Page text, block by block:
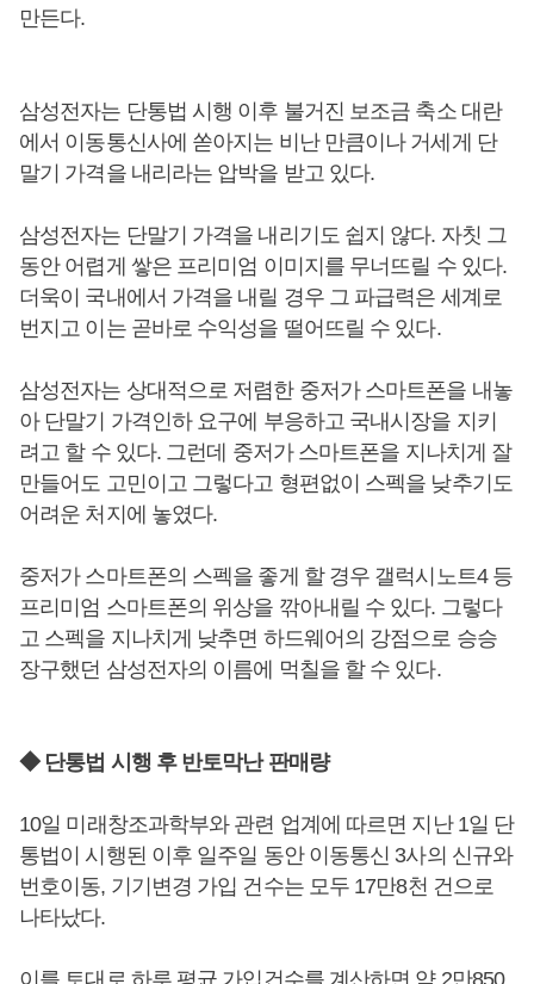
만든다.
삼성전자는 단통법 시행 이후 불거진 보조금 축소 대란
에서 이동통신사에 쏟아지는 비난 만큼이나 거세게 단
말기 가격을 내리라는 압박을 받고 있다.
삼성전자는 단말기 가격을 내리기도 쉽지 않다. 자칫 그
동안 어렵게 쌓은 프리미엄 이미지를 무너뜨릴 수 있다.
더욱이 국내에서 가격을 내릴 경우 그 파급력은 세계로
번지고 이는 곧바로 수익성을 떨어뜨릴 수 있다.
삼성전자는 상대적으로 저렴한 중저가 스마트폰을 내놓
아 단말기 가격인하 요구에 부응하고 국내시장을 지키
려고 할 수 있다. 그런데 중저가 스마트폰을 지나치게 잘
만들어도 고민이고 그렇다고 형편없이 스펙을 낮추기도
어려운 처지에 놓였다.
중저가 스마트폰의 스펙을 좋게 할 경우 갤럭시노트4 등
프리미엄 스마트폰의 위상을 깎아내릴 수 있다. 그렇다
고 스펙을 지나치게 낮추면 하드웨어의 강점으로 승승
장구했던 삼성전자의 이름에 먹칠을 할 수 있다.
◆ 단통법 시행 후 반토막난 판매량
10일 미래창조과학부와 관련 업계에 따르면 지난 1일 단
통법이 시행된 이후 일주일 동안 이동통신 3사의 신규와
번호이동, 기기변경 가입 건수는 모두 17만8천 건으로
나타났다.
이를 토대로 하루 평균 가입건수를 계산하면 약 2만850